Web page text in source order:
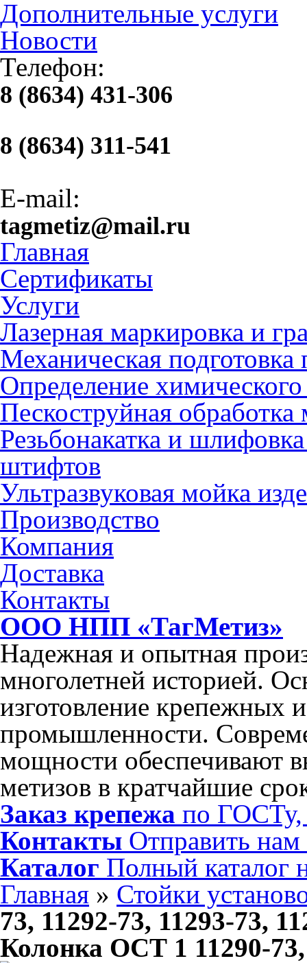
Дополнительные услуги
Новости
Телефон:
8 (8634) 431-306
8 (8634) 311-541
E-mail:
tagmetiz@mail.ru
Главная
Сертификаты
Услуги
Лазерная маркировка и
Механическая подготовка
Определение химического
Пескоструйная
Резьбонакатка и
штифтов
Ультразвуковая мойка
Производство
Компания
Доставка
Контакты
ООО НПП «ТагМетиз»
Надежная и опытная
многолетней историей.
изготовление крепежных
промышленности.
мощности обеспечивают
метизов в кратчайшие
Заказ крепежа по ГОСТу,
Контакты Отправить
Каталог Полный каталог
Главная » Стойки
73, 11292-73, 11293-73,
Колонка ОСТ 1 11290-73,